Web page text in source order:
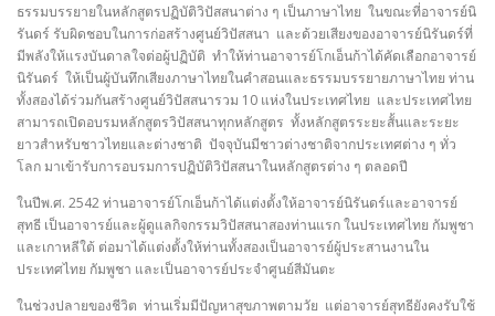
ธรรมบรรยายในหลักสูตรปฏิบัติวิปัสสนาต่าง ๆ เป็นภาษาไทย ในขณะที่อาจารย์นิ
รันดร์ รับผิดชอบในการก่อสร้างศูนย์วิปัสสนา และด้วยเสียงของอาจารย์นิรันดร์ที่
มีพลังให้แรงบันดาลใจต่อผู้ปฏิบัติ ทำให้ท่านอาจารย์โกเอ็นก้าได้คัดเลือกอาจารย์
นิรันดร์ ให้เป็นผู้บันทึกเสียงภาษาไทยในคำสอนและธรรมบรรยายภาษาไทย ท่าน
ทั้งสองได้ร่วมกันสร้างศูนย์วิปัสสนารวม 10 แห่งในประเทศไทย และประเทศไทย
สามารถเปิดอบรมหลักสูตรวิปัสสนาทุกหลักสูตร ทั้งหลักสูตรระยะสั้นและระยะ
ยาวสำหรับชาวไทยและต่างชาติ ปัจจุบันมีชาวต่างชาติจากประเทศต่าง ๆ ทั่ว
โลก มาเข้ารับการอบรมการปฏิบัติวิปัสสนาในหลักสูตรต่าง ๆ ตลอดปี
ในปีพ.ศ. 2542 ท่านอาจารย์โกเอ็นก้าได้แต่งตั้งให้อาจารย์นิรันดร์และอาจารย์
สุทธี เป็นอาจารย์และผู้ดูแลกิจกรรมวิปัสสนาสองท่านแรก ในประเทศไทย กัมพูชา
และเกาหลีใต้ ต่อมาได้แต่งตั้งให้ท่านทั้งสองเป็นอาจารย์ผู้ประสานงานใน
ประเทศไทย กัมพูชา และเป็นอาจารย์ประจำศูนย์สีมันตะ
ในช่วงปลายของชีวิต ท่านเริ่มมีปัญหาสุขภาพตามวัย แต่อาจารย์สุทธียังคงรับใช้